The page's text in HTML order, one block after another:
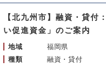
【北九州市】融資・貸付
い促進資金」のご案内
地域
福岡県
種類
融資・貸付